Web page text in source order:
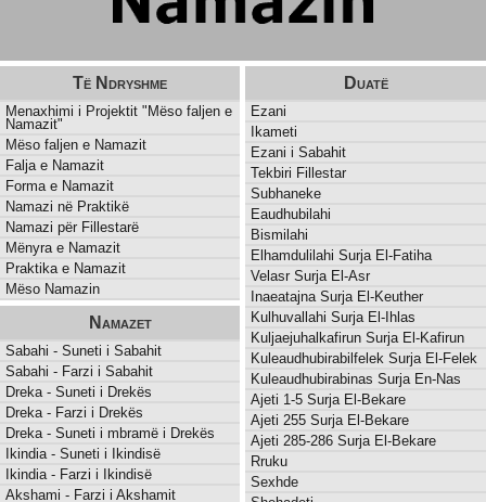
Të Ndryshme
Menaxhimi i Projektit "Mëso faljen e
Namazit"
Mëso faljen e Namazit
Falja e Namazit
Forma e Namazit
Namazi në Praktikë
Namazi për Fillestarë
Mënyra e Namazit
Praktika e Namazit
Mëso Namazin
Namazet
Sabahi - Suneti i Sabahit
Sabahi - Farzi i Sabahit
Dreka - Suneti i Drekës
Dreka - Farzi i Drekës
Dreka - Suneti i mbramë i Drekës
Ikindia - Suneti i Ikindisë
Ikindia - Farzi i Ikindisë
Akshami - Farzi i Akshamit
Duatë
Ezani
Ikameti
Ezani i Sabahit
Tekbiri Fillestar
Subhaneke
Eaudhubilahi
Bismilahi
Elhamdulilahi Surja El-Fatiha
Velasr Surja El-Asr
Inaeatajna Surja El-Keuther
Kulhuvallahi Surja El-Ihlas
Kuljaejuhalkafirun Surja El-Kafirun
Kuleaudhubirabilfelek Surja El-Felek
Kuleaudhubirabinas Surja En-Nas
Ajeti 1-5 Surja El-Bekare
Ajeti 255 Surja El-Bekare
Ajeti 285-286 Surja El-Bekare
Rruku
Sexhde